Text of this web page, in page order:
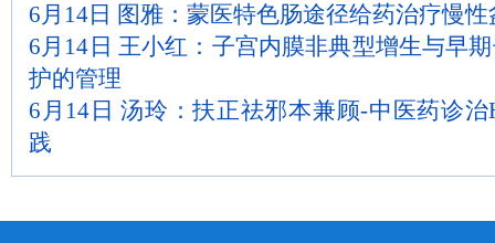
6月14日 图雅：蒙医特色肠途径给药治疗慢性
6月14日 王小红：子宫内膜非典型增生与早
护的管理
6月14日 汤玲：扶正祛邪本兼顾-中医药诊
践